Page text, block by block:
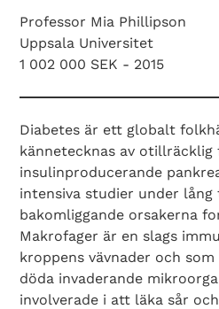
Professor Mia Phillipson
Uppsala Universitet
1 002 000 SEK - 2015
Diabetes är ett globalt
kännetecknas av otillräcklig
insulinproducerande
intensiva studier under lång
bakomliggande orsakerna
Makrofager är en slags
kroppens vävnader och
döda invaderande
involverade i att läka sår